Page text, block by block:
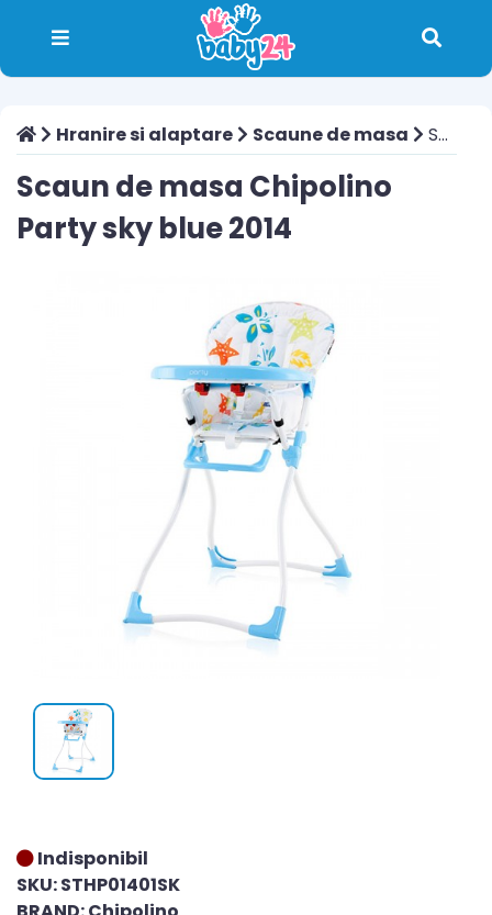
Hranire si alaptare Scaune de masa Scaun de masa Chipolino Party sky blue 2014
Scaun de masa Chipolino
Party sky blue 2014
Indisponibil
SKU: STHP01401SK